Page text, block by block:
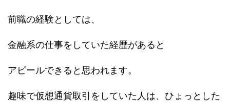
前職の経験としては、
金融系の仕事をしていた経歴があると
アピールできると思われます。
趣味で仮想通貨取引をしていた人は、ひょっとした